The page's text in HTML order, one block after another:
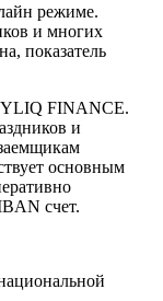
режиме.
и многих
показатель
FINANCE.
и
основным
счет.